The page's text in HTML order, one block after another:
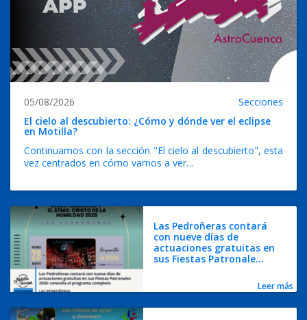
Secciones
05/08/2026
El cielo al descubierto: ¿Cómo y dónde ver el eclipse
en Motilla?
Continuamos con la sección "El cielo al descubierto", esta
vez centrados en cómo vamos a ver…
Las Pedroñeras contará
con nueve días de
actuaciones gratuitas en
sus Fiestas Patronale...
Leer más